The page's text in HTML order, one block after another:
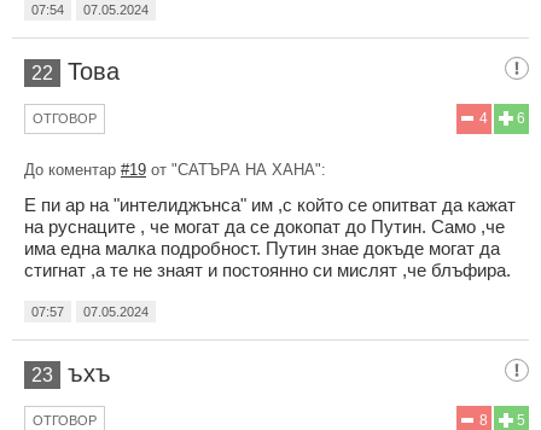
07:54 07.05.2024
22 Това
6
4
ОТГОВОР
До коментар #19 от "САТЪРА НА ХАНА":
Е пи ар на "интелиджънса" им ,с който се опитват да кажат
на руснаците , че могат да се докопат до Путин. Само ,че
има една малка подробност. Путин знае докъде могат да
стигнат ,а те не знаят и постоянно си мислят ,че блъфира.
07:57 07.05.2024
23 ъхъ
5
8
ОТГОВОР